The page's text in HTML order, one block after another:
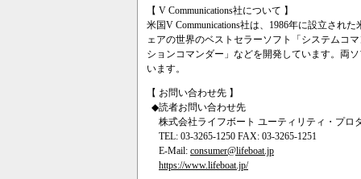
【 V Communications社について 】
米国V Communications社は、1986年に設立され
ェアの世界のベストセラーソフト「システムコ
ションコマンダー」などを開発しています。両
います。
【 お問い合わせ先 】
◆読者お問い合わせ先
株式会社ライフボート ユーティリティ・プロ
TEL: 03-3265-1250 FAX: 03-3265-1251
E-Mail: consumer@lifeboat.jp
https://www.lifeboat.jp/